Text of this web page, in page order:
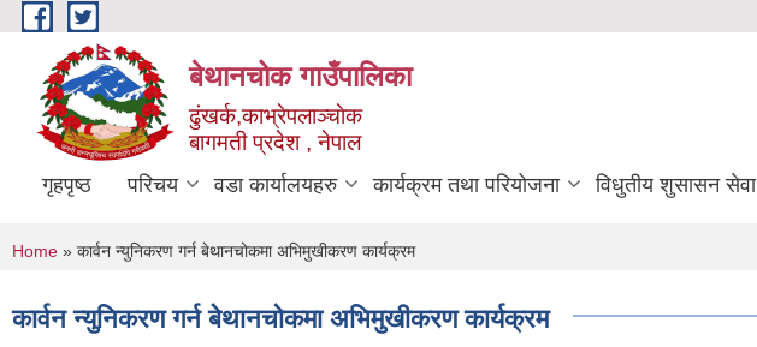
Skip to main content
बेथानचोक गाउँपालिका
ढुंखर्क,काभ्रेपलाञ्चाेक
बागमती प्रदेश , नेपाल
गृहपृष्ठ परिचय वडा कार्यालयहरु कार्यक्रम तथा परियोजना विधुतीय शुसासन सेवा
You are here
Home » कार्वन न्युनिकरण गर्न बेथानचोकमा अभिमुखीकरण कार्यक्रम
कार्वन न्युनिकरण गर्न बेथानचोकमा अभिमुखीकरण कार्यक्रम